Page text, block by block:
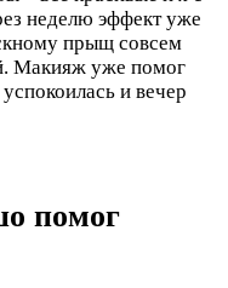
неделю эффект уже
прыщ совсем
Макияж уже помог
и вечер
помог